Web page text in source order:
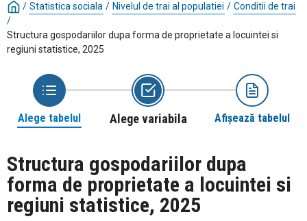
/ Statistica sociala / Nivelul de trai al populatiei / Conditii de trai
/
Structura gospodariilor dupa forma de proprietate a locuintei si
regiuni statistice, 2025
Alege tabelul Alege variabila Afișează tabelul
Structura gospodariilor dupa
forma de proprietate a locuintei si
regiuni statistice, 2025